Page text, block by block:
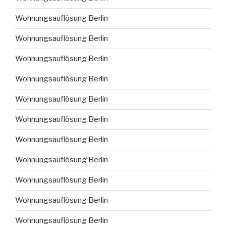
Wohnungsauflösung Berlin
Wohnungsauflösung Berlin
Wohnungsauflösung Berlin
Wohnungsauflösung Berlin
Wohnungsauflösung Berlin
Wohnungsauflösung Berlin
Wohnungsauflösung Berlin
Wohnungsauflösung Berlin
Wohnungsauflösung Berlin
Wohnungsauflösung Berlin
Wohnungsauflösung Berlin